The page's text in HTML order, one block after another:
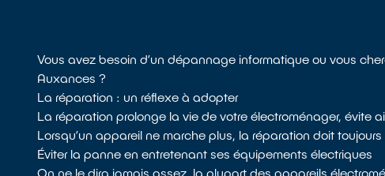
Vous avez besoin d’un dépannage informatique ou vous
Auxances ?
La réparation : un réflexe à adopter
La réparation prolonge la vie de votre électroménager, évite
Lorsqu’un appareil ne marche plus, la réparation doit
Éviter la panne en entretenant ses équipements électriques
On ne le dira jamais assez, la plupart des appareils